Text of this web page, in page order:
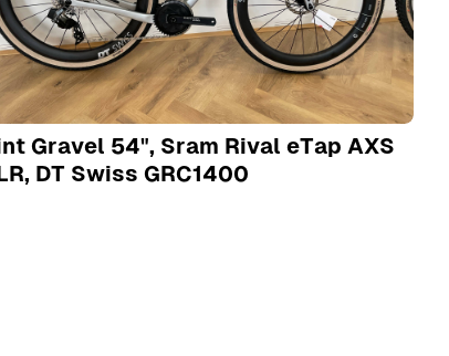
Gravel 54", Sram Rival eTap AXS
DT Swiss GRC1400